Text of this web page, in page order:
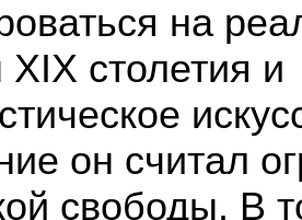
на
столетия и
он считал
свободы. В